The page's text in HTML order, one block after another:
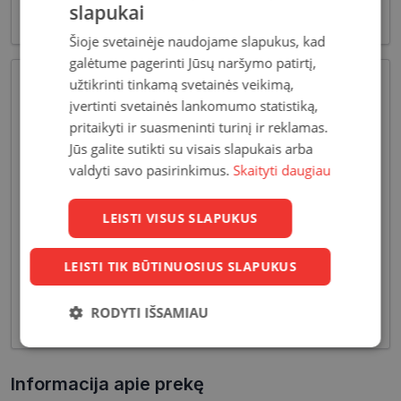
patikimumą.
Pagrindiniai reikalavimai, keliami vyriškiems
akiniams - patvarios medžiagos bei solidžios
vyriškos formos, derančios prie įvairių vyriškų
aprangos stilių. Dėl funkcionalumo bei puikių
kasdien, vairavimui bei sportui.
Informacija apie prekę
slapukai
Šioje svetainėje naudojame slapukus, kad
galėtume pagerinti Jūsų naršymo patirtį,
užtikrinti tinkamą svetainės veikimą,
įvertinti svetainės lankomumo statistiką,
pritaikyti ir suasmeninti turinį ir reklamas.
Jūs galite sutikti su visais slapukais arba
valdyti savo pasirinkimus. Skaityti daugiau
LEISTI VISUS SLAPUKUS
LEISTI TIK BŪTINUOSIUS SLAPUKUS
RODYTI IŠSAMIAU
Būtinieji
Statistikos
Rinkodaros